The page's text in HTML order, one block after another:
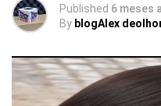
Published 6 meses
By blogAlex